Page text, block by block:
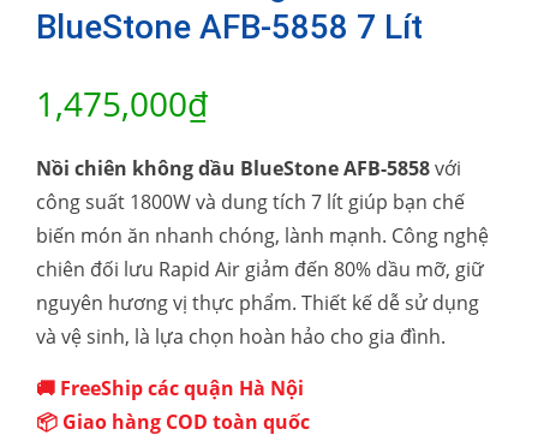
BlueStone AFB-5858 7 Lít
1,475,000₫
Nồi chiên không dầu BlueStone AFB-5858với
công suất 1800W và dung tích 7 lít giúp bạn chế
biến món ăn nhanh chóng, lành mạnh. Công nghệ
chiên đối lưu Rapid Air giảm đến 80% dầu mỡ, giữ
nguyên hương vị thực phẩm. Thiết kế dễ sử dụng
và vệ sinh, là lựa chọn hoàn hảo cho gia đình.
🚚 FreeShip các quận Hà Nội
📦 Giao hàng COD toàn quốc